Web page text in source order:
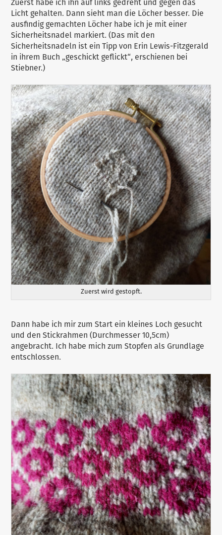
Zuerst habe ich ihn auf links gedreht und gegen das
Licht gehalten. Dann sieht man die Löcher besser. Die
ausfindig gemachten Löcher habe ich je mit einer
Sicherheitsnadel markiert. (Das mit den
Sicherheitsnadeln ist ein Tipp von Erin Lewis-Fitzgerald
in ihrem Buch „geschickt geflickt“, erschienen bei
Stiebner.)
Zuerst wird gestopft.
Dann habe ich mir zum Start ein kleines Loch gesucht
und den Stickrahmen (Durchmesser 10,5cm)
angebracht. Ich habe mich zum Stopfen als Grundlage
entschlossen.